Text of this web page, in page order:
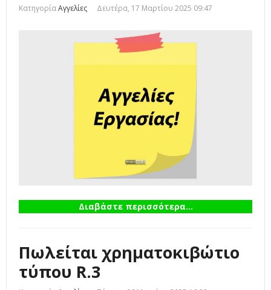
ΚατηγορίαΑγγελίες Δευτέρα, 17 Μαρτίου 2025 09:47
Διαβάστε περισσότερα...
Πωλείται χρηματοκιβώτιο
τύπου R.3